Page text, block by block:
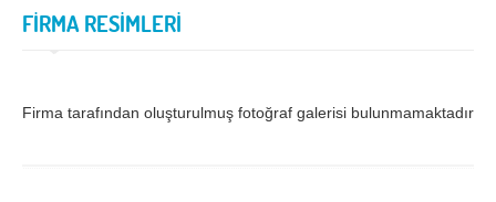
Samsun Siirt
Şanlıurfa Şırnak
FİRMA RESİMLERİ
Firma tarafından oluşturulmuş fotoğraf galerisi bulunmamaktadır.